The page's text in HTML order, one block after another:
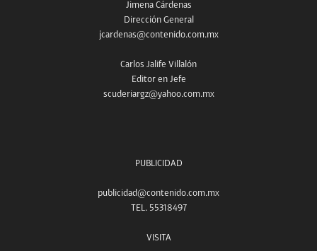
Jimena Cárdenas
Dirección General
jcardenas@contenido.com.mx
Carlos Jalife Villalón
Editor en Jefe
scuderiargz@yahoo.com.mx
PUBLICIDAD
publicidad@contenido.com.mx
TEL. 55318497
VISITA